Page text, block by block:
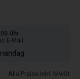
Uhr
E-Mail
Alle Preise inkl. MwSt